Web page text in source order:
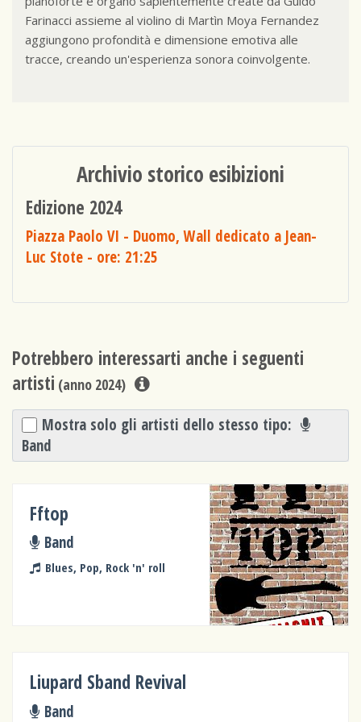
Farinacci assieme al violino di Martìn Moya Fernandez
aggiungono profondità e dimensione emotiva alle
tracce, creando un'esperienza sonora coinvolgente.
Archivio storico esibizioni
Edizione 2024
Piazza Paolo VI - Duomo, Wall dedicato a Jean-
Luc Stote - ore: 21:25
Potrebbero interessarti anche i seguenti
artisti (anno 2024)
Mostra solo gli artisti dello stesso tipo:
Band
Fftop
Band
Blues, Pop, Rock 'n' roll
Liupard Sband Revival
Band